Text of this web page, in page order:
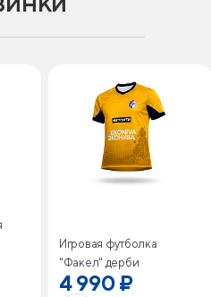
Игровая футболка
"Факел" дерби
4 990 ₽